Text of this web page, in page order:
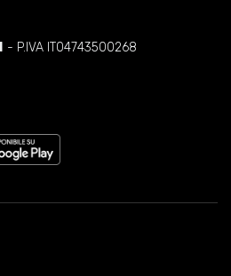
- P.IVA IT04743500268